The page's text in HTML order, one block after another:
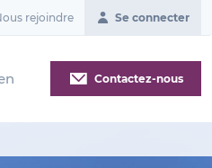
rejoindre Se connecter
Contactez-nous